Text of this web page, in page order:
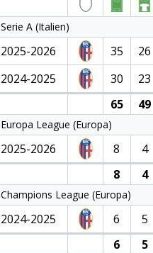
Serie A (Italien)
2025-2026 35 26
2024-2025 30 23
65 49
Europa League (Europa)
2025-2026 8 4
8 4
Champions League (Europa)
2024-2025 6 5
6 5